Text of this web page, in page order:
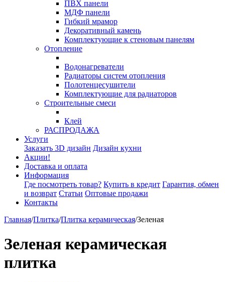
ПВХ панели
МДФ панели
Гибкий мрамор
Декоративный камень
Комплектующие к стеновым панелям
Отопление
Водонагреватели
Радиаторы систем отопления
Полотенцесушители
Комплектующие для радиаторов
Строительные смеси
Клей
РАСПРОДАЖА
Услуги
Заказать 3D дизайн Дизайн кухни
Акции!
Доставка и оплата
Информация
Где посмотреть товар? Купить в кредит Гарантия, обмен
и возврат Статьи Оптовые продажи
Контакты
Главная/Плитка/Плитка керамическая/Зеленая
Зеленая керамическая
плитка